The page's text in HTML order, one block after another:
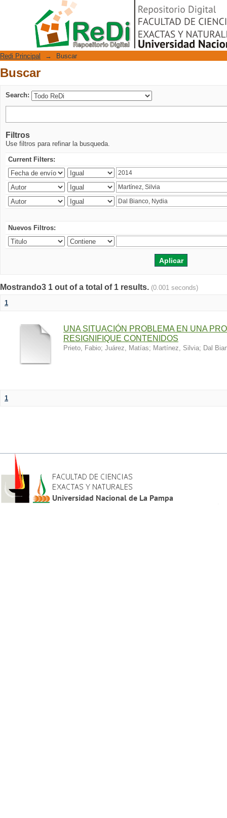
Repositorio Digital
Redi Principal → Buscar
Buscar
Search:
Filtros
Use filtros para refinar la busqueda.
Current Filters:
Nuevos Filtros:
Mostrando3 1 out of a total of 1 results. (0.001 seconds)
1
UNA SITUACIÓN PROBLEMA EN UNA
RESIGNIFIQUE CONTENIDOS
Prieto, Fabio; Juárez, Matías; Martínez, Silvia; Dal
1